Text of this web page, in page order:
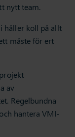
nytt team.
håller koll på allt
måste för ert
av
Regelbundna
hantera VMI-